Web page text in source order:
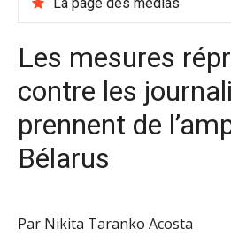
Les mesures
contre les
prennent de
Bélarus
Par Nikita Taranko Acosta